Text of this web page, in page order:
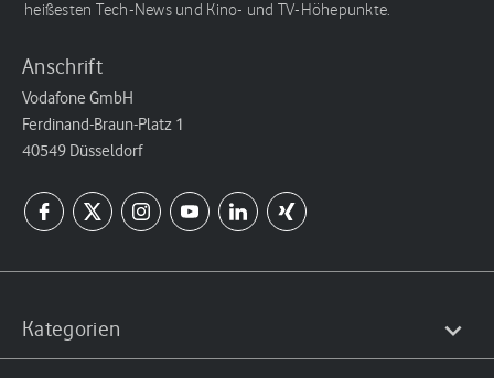
heißesten Tech-News und Kino- und TV-Höhepunkte.
Anschrift
Vodafone GmbH
Ferdinand-Braun-Platz 1
40549 Düsseldorf
Kategorien